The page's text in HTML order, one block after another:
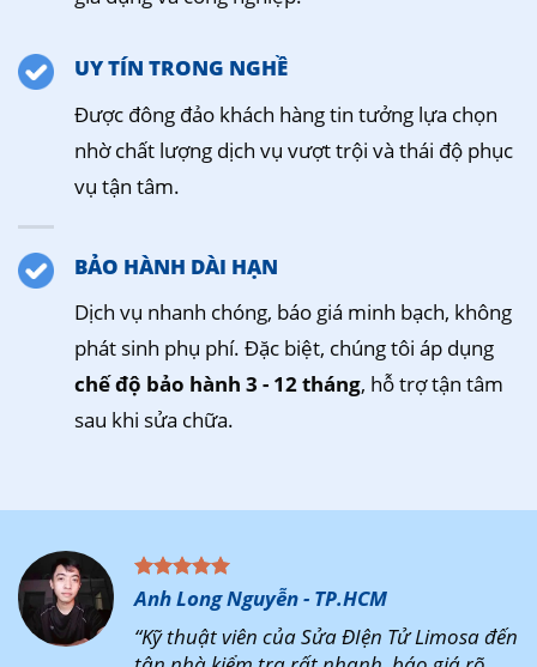
UY TÍN TRONG NGHỀ
Được đông đảo khách hàng tin tưởng lựa chọn
nhờ chất lượng dịch vụ vượt trội và thái độ phục
vụ tận tâm.
BẢO HÀNH DÀI HẠN
Dịch vụ nhanh chóng, báo giá minh bạch, không
phát sinh phụ phí. Đặc biệt, chúng tôi áp dụng
chế độ bảo hành 3 - 12 tháng, hỗ trợ tận tâm
sau khi sửa chữa.
Anh Long Nguyễn - TP.HCM
“Kỹ thuật viên của Sửa ĐIện Tử Limosa đến